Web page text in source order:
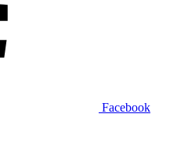
Facebook